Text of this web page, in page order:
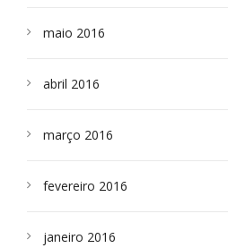
maio 2016
abril 2016
março 2016
fevereiro 2016
janeiro 2016